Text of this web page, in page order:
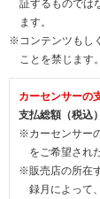
証するものでは
ます。
※コンテンツもし
ことを禁じます。
カーセンサーの
支払総額（税込
※カーセンサー
をご希望され
※販売店の所在
録月によって